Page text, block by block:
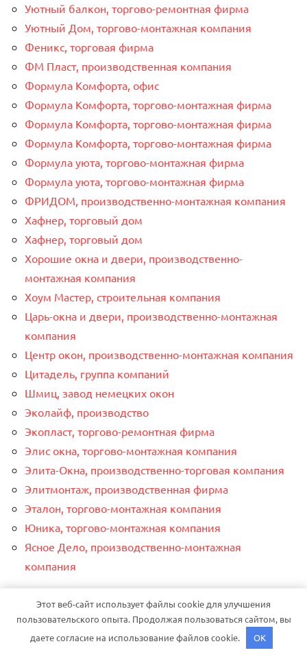
Уютный балкон, торгово-ремонтная фирма
Уютный Дом, торгово-монтажная компания
Феникс, торговая фирма
ФМ Пласт, производственная компания
Формула Комфорта, офис
Формула Комфорта, торгово-монтажная фирма
Формула Комфорта, торгово-монтажная фирма
Формула Комфорта, торгово-монтажная фирма
Формула уюта, торгово-монтажная фирма
Формула уюта, торгово-монтажная фирма
ФРИДОМ, производственно-монтажная компания
Хафнер, торговый дом
Хафнер, торговый дом
Хорошие окна и двери, производственно-
монтажная компания
Хоум Мастер, строительная компания
Царь-окна и двери, производственно-монтажная
компания
Центр окон, производственно-монтажная компания
Цитадель, группа компаний
Шмиц, завод немецких окон
Эколайф, производство
Экопласт, торгово-ремонтная фирма
Элис окна, торгово-монтажная компания
Элита-Окна, производственно-торговая компания
Элитмонтаж, производственная фирма
Эталон, торгово-монтажная компания
Юника, торгово-монтажная компания
Ясное Дело, производственно-монтажная
компания
СВЕЖЕЕ РУБРИКАХ
Бытовые лайфхаки
Этот веб-сайт использует файлы cookie для улучшения
пользовательского опыта. Продолжая пользоваться сайтом, вы
даете согласие на использование файлов cookie.
OK